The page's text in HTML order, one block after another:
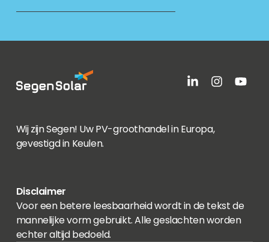
Wij zijn Segen! Uw PV-groothandel in Europa,
gevestigd in Keulen.
Disclaimer
Voor een betere leesbaarheid wordt in de tekst de
mannelijke vorm gebruikt. Alle geslachten worden
echter altijd bedoeld.